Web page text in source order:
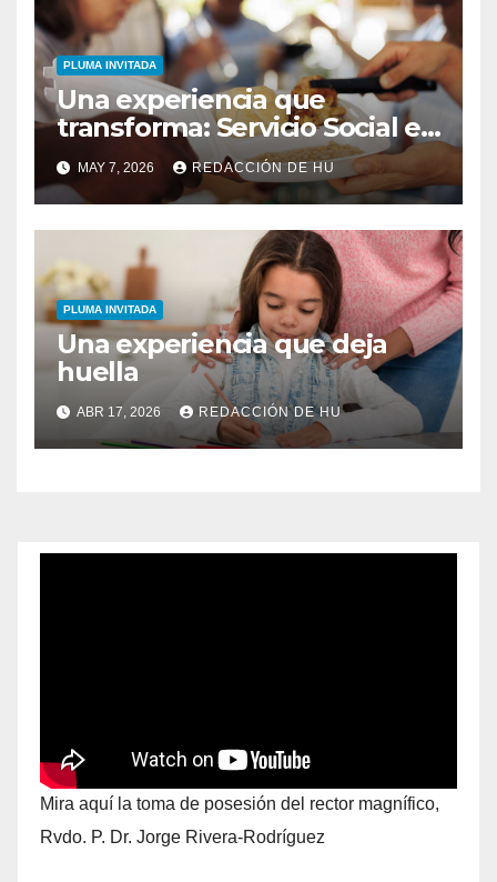
PLUMA INVITADA
Una experiencia que
transforma: Servicio Social en
Opus Christi
MAY 7, 2026 REDACCIÓN DE HU
PLUMA INVITADA
Una experiencia que deja
huella
ABR 17, 2026 REDACCIÓN DE HU
Mira aquí la toma de posesión del rector magnífico,
Rvdo. P. Dr. Jorge Rivera-Rodríguez